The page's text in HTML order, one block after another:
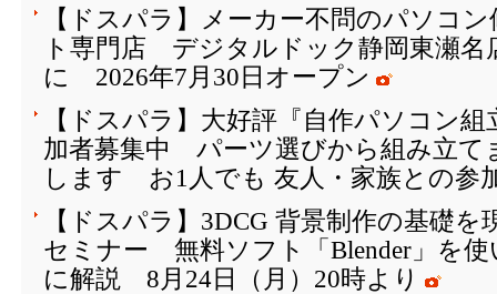
【ドスパラ】メーカー不問のパソコ
ト専門店 デジタルドック静岡東瀬
に 2026年7月30日オープン
【ドスパラ】大好評『自作パソコン
加者募集中 パーツ選びから組み立て
します お1人でも 友人・家族との参
【ドスパラ】3DCG 背景制作の基礎
セミナー 無料ソフト「Blender」を使
に解説 8月24日（月）20時より